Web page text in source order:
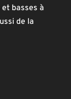
basses à
de la